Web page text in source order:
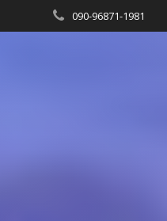
090-96871-1981